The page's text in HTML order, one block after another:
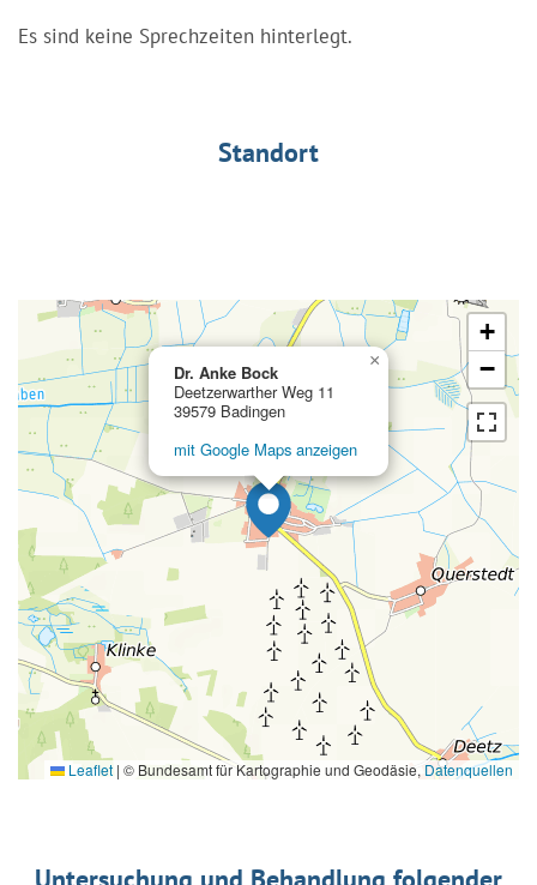
Es sind keine Sprechzeiten hinterlegt.
Standort
Dr. Anke Bock
Deetzerwarther Weg 11
39579 Badingen
mit Google Maps anzeigen
×
+
−
Leaflet | © Bundesamt für Kartographie und Geodäsie, Datenquellen